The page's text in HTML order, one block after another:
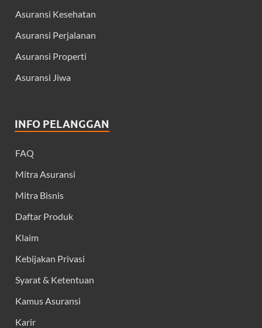
Asuransi Kesehatan
Asuransi Perjalanan
Asuransi Properti
Asuransi Jiwa
INFO PELANGGAN
FAQ
Mitra Asuransi
Mitra Bisnis
Daftar Produk
Klaim
Kebijakan Privasi
Syarat & Ketentuan
Kamus Asuransi
Karir